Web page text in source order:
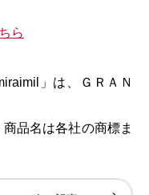
ら
」は、ＧＲＡＮ
品名は各社の商標ま